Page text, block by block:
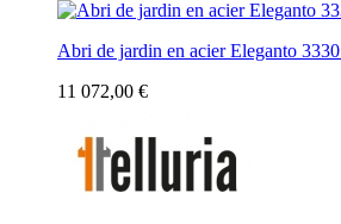
Abri de jardin en acier Eleganto
11 072,00 €